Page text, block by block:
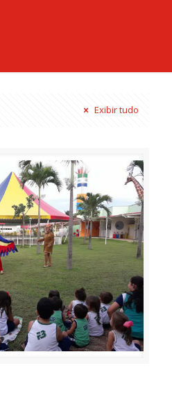
Exibir tudo